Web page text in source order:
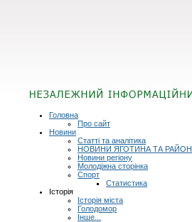
Головна
Про сайт
Новини
Статті та аналітика
НОВИНИ ЯГОТИНА ТА
Новини регіону
Молодіжна сторінка
Спорт
Статистика
Історія
Історія міста
Голодомор
Інше...